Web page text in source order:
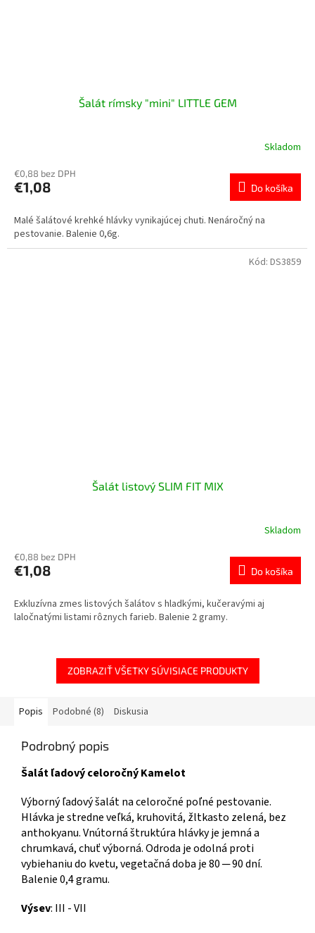
Šalát rímsky "mini" LITTLE GEM
Skladom
€0,88 bez DPH
€1,08 Do košíka
Malé šalátové krehké hlávky vynikajúcej chuti. Nenáročný na
pestovanie. Balenie 0,6g.
Šalát listový SLIM FIT MIX
Skladom
€0,88 bez DPH
€1,08 Do košíka
Exkluzívna zmes listových šalátov s hladkými, kučeravými aj
laločnatými listami rôznych farieb. Balenie 2 gramy.
Kód: DS3859
ZOBRAZIŤ VŠETKY SÚVISIACE PRODUKTY
Popis Podobné (8) Diskusia
Podrobný popis
Šalát ľadový celoročný Kamelot
Výborný ľadový šalát na celoročné poľné pestovanie.
Hlávka je stredne veľká, kruhovitá, žltkasto zelená, bez
anthokyanu. Vnútorná štruktúra hlávky je jemná a
chrumkavá, chuť výborná. Odroda je odolná proti
vybiehaniu do kvetu, vegetačná doba je 80 ─ 90 dní.
Balenie 0,4 gramu.
Výsev: III - VII